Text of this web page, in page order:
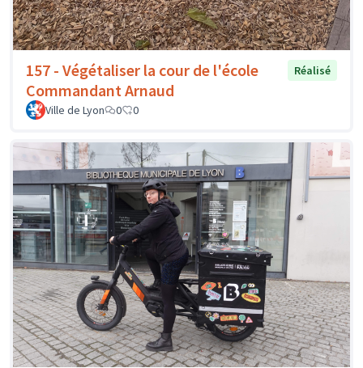
157 - Végétaliser la cour de l'école
Commandant Arnaud
Réalisé
Ville de Lyon 0 0